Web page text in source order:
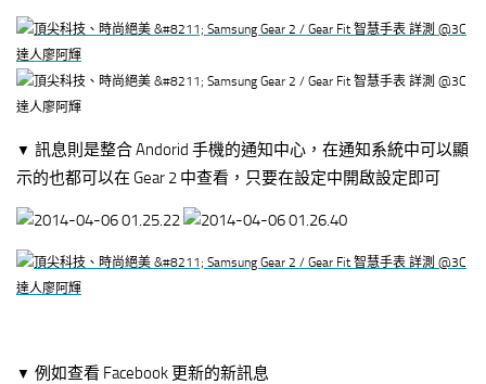
▼ 訊息則是整合 Andorid 手機的通知中心，在通知系統中可以顯
示的也都可以在 Gear 2 中查看，只要在設定中開啟設定即可
▼ 例如查看 Facebook 更新的新訊息